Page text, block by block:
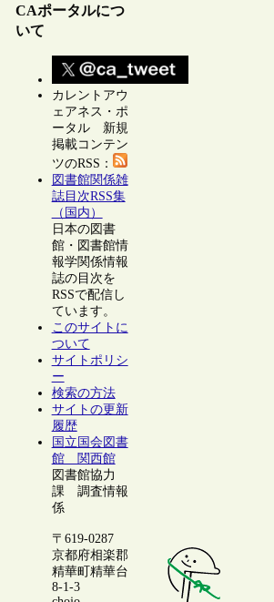
CAポータルにつ
いて
カレントアウ
ェアネス・ポ
ータル 新規
掲載コンテン
ツのRSS：
図書館関係雑
誌目次RSS集
（国内）
日本の図書
館・図書館情
報学関係情報
誌の目次を
RSSで配信し
ています。
このサイトに
ついて
サイトポリシ
ー
検索の方法
サイトの更新
履歴
国立国会図書
館 関西館
図書館協力
課 調査情報
係
〒619-0287
京都府相楽郡
精華町精華台
8-1-3